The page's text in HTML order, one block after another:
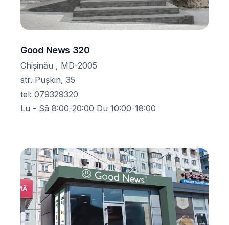
Good News 320
Chișinău , MD-2005
str. Pușkin, 35
tel: 079329320
Lu - Sâ 8:00-20:00 Du 10:00-18:00